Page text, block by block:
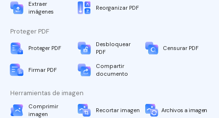
Extraer
imágenes
Reorganizar PDF
Proteger PDF
Proteger PDF
Desbloquear
PDF
Censurar PDF
Firmar PDF
Compartir
documento
Herramientas de imagen
Comprimir
imagen
Recortar imagen Archivos a imagen